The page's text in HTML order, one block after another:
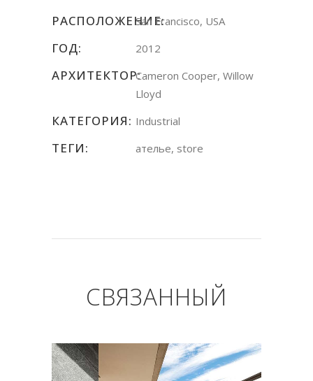
РАСПОЛОЖЕНИЕ:San Francisco, USA
ГОД: 2012
АРХИТЕКТОР:Cameron Cooper, Willow
Lloyd
КАТЕГОРИЯ: Industrial
ТЕГИ: ателье, store
СВЯЗАННЫЙ